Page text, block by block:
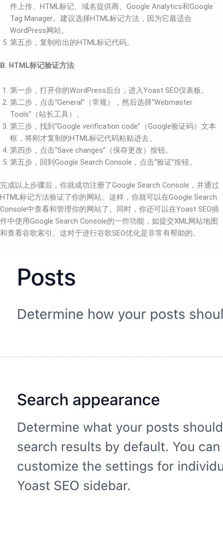
件上传、HTML标记、域名提供商、Google Analytics和Google
Tag Manager。建议选择HTML标记方法，因为它最适合
WordPress网站。
第五步，复制给出的HTML标记代码。
B. HTML标记验证方法
第一步，打开你的WordPress后台，进入Yoast SEO仪表板。
第二步，点击“General”（常规），然后选择“Webmaster
Tools”（站长工具）。
第三步，找到“Google verification code”（Google验证码）文本
框，将刚才复制的HTML标记代码粘贴进去。
第四步，点击“Save changes”（保存更改）按钮。
第五步，回到Google Search Console，点击“验证”按钮。
完成以上步骤后，你就成功注册了Google Search Console，并通过
HTML标记方法验证了你的网站。这样，你就可以在Google Search
Console中查看和管理你的网站了。同时，你还可以在Yoast SEO插
件中使用Google Search Console的一些功能，如提交XML网站地图
和查看谷歌索引。这对于进行谷歌SEO优化是非常有帮助的。